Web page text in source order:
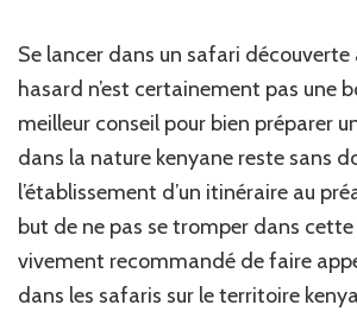
Se lancer dans un safari découverte
hasard n’est certainement pas une
meilleur conseil pour bien préparer
dans la nature kenyane reste sans
l’établissement d’un itinéraire au
but de ne pas se tromper dans
vivement recommandé de faire
dans les safaris sur le territoire